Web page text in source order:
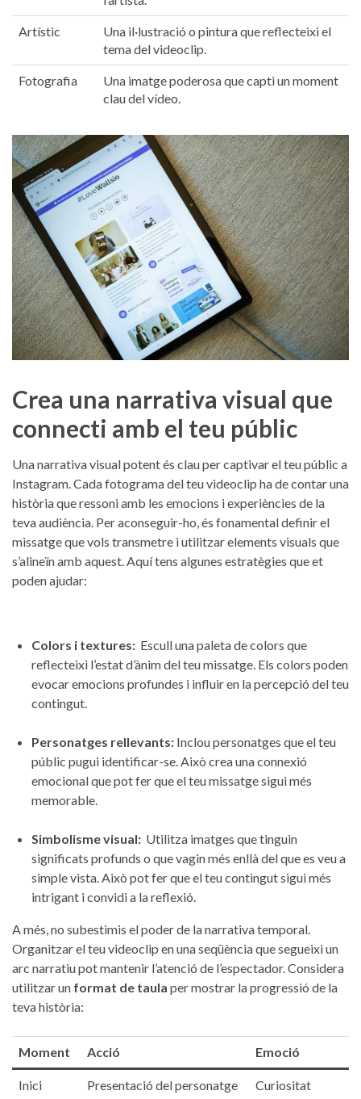
Artístic
Una il·lustració ‌o ⁣pintura que reflecteixi el
tema del videoclip.
Fotografia
Una ⁢imatge poderosa que capti un‌ moment
clau‌ del ⁢vídeo.
Crea una narrativa visual que
connecti‍ amb el teu públic
Una narrativa visual potent és clau per captivar el teu públic a
Instagram. Cada fotograma del teu videoclip‌ ha de contar una
història⁤ que ressoni amb les emocions i‍ experiències de la
teva audiència. Per⁢ aconseguir-ho, és fonamental definir el
missatge que vols transmetre i‌ utilitzar elements ⁣visuals que‍
s’alineïn ‌amb aquest. Aquí‍ tens ​algunes estratègies que et
poden ajudar:
Colors i textures: ⁤ Escull una paleta de colors que
reflecteixi ‌l’estat d’ànim ⁤del ⁤teu missatge. Els colors poden
evocar emocions profundes i influir​ en la‌ percepció⁣ del teu
contingut.
Personatges rellevants: Inclou personatges que el teu
públic pugui⁣ identificar-se. Això crea una connexió
emocional que pot fer⁢ que el teu missatge ‌sigui més
⁢memorable.
Simbolisme visual: ⁤ Utilitza ⁢imatges que tinguin
significats profunds o‍ que vagin més enllà del que es veu a
simple vista. Això pot fer que el teu contingut‍ sigui més
intrigant i convidi‍ a la reflexió.
A més, no subestimis el poder de la ‍narrativa temporal.
Organitzar el teu videoclip en una seqüència que segueixi​ un
arc narratiu pot mantenir ⁤l’atenció de ⁢l’espectador. Considera
utilitzar un format de taula per mostrar la⁢ progressió de la
teva ⁣història:
Moment Acció Emoció
Inici Presentació del personatge Curiositat